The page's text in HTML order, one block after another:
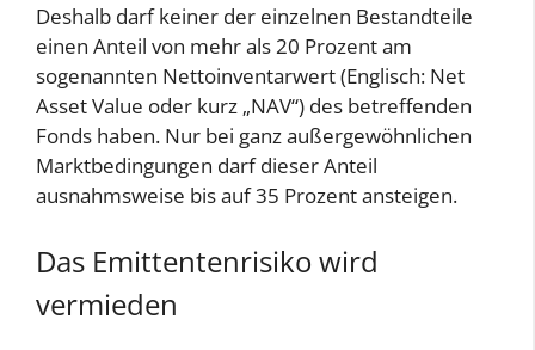
Deshalb darf keiner der einzelnen Bestandteile
einen Anteil von mehr als 20 Prozent am
sogenannten Nettoinventarwert (Englisch: Net
Asset Value oder kurz „NAV“) des betreffenden
Fonds haben. Nur bei ganz außergewöhnlichen
Marktbedingungen darf dieser Anteil
ausnahmsweise bis auf 35 Prozent ansteigen.
Das Emittentenrisiko wird
vermieden